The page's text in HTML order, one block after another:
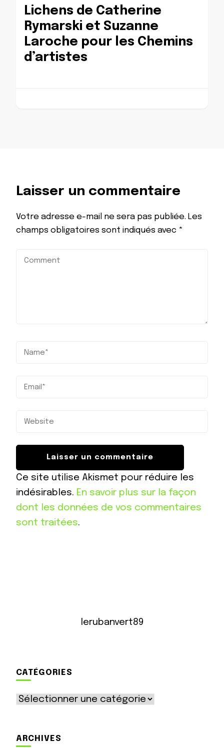
Lichens de Catherine
Rymarski et Suzanne
Laroche pour les Chemins
d’artistes
Laisser un commentaire
Votre adresse e-mail ne sera pas publiée. Les
champs obligatoires sont indiqués avec *
Ce site utilise Akismet pour réduire les
indésirables. En savoir plus sur la façon
dont les données de vos commentaires
sont traitées.
lerubanvert89
CATÉGORIES
Catégories
ARCHIVES